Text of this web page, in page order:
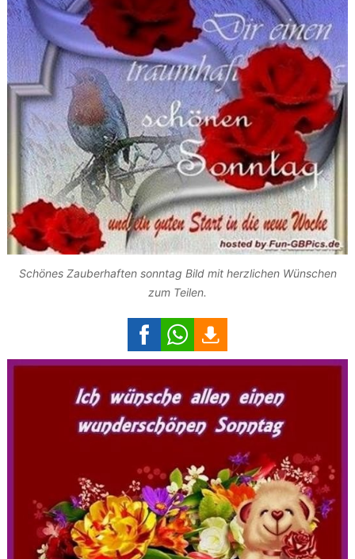
Schönes Zauberhaften sonntag Bild mit herzlichen Wünschen
zum Teilen.